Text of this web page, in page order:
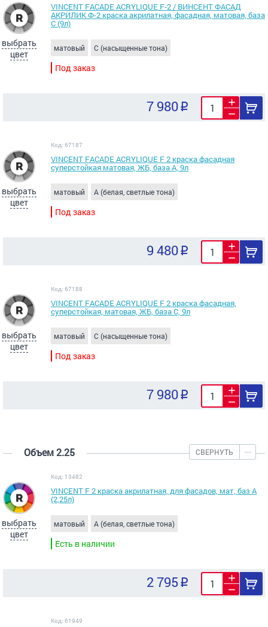
выбрать
цвет
VINCENT FACADE ACRYLIQUE F-2 / ВИНСЕНТ ФАСАД
АКРИЛИК Ф-2 краска акрилатная, фасадная, матовая, база
С (9л)
матовый C (насыщенные тона)
Под заказ
7 980
выбрать
цвет
Код: 67187
VINCENT FACADE ACRYLIQUE F 2 краска фасадная
суперстойкая матовая, ЖБ, база А, 9л
матовый A (белая, светлые тона)
Под заказ
9 480
выбрать
цвет
Код: 67188
VINCENT FACADE ACRYLIQUE F 2 краска фасадная,
суперстойкая, матовая, ЖБ, база С, 9л
матовый C (насыщенные тона)
Под заказ
7 980
Объем 2.25 СВЕРНУТЬ
выбрать
цвет
Код: 13482
VINCENT F 2 краска акрилатная, для фасадов, мат, баз А
(2,25л)
матовый A (белая, светлые тона)
Есть в наличии
2 795
Код: 61949